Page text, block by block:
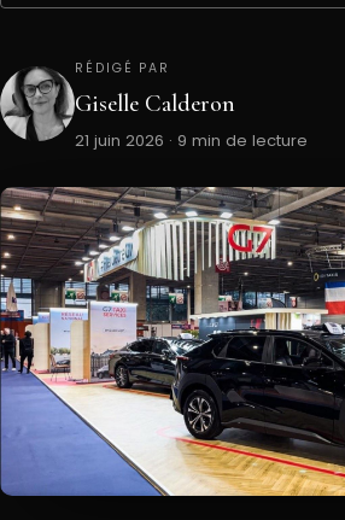
RÉDIGÉ PAR
Giselle Calderon
21 juin 2026 · 9 min de lecture